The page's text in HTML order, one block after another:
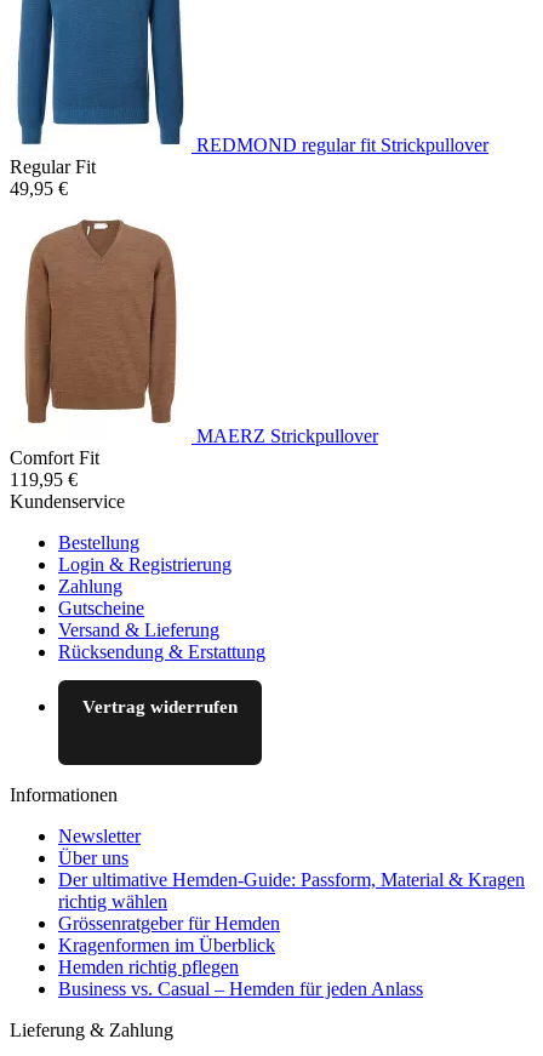
REDMOND regular fit Strickpullover
Regular Fit
49,95 €
MAERZ Strickpullover
Comfort Fit
119,95 €
Kundenservice
Bestellung
Login & Registrierung
Zahlung
Gutscheine
Versand & Lieferung
Rücksendung & Erstattung
Vertrag widerrufen
Informationen
Newsletter
Über uns
Der ultimative Hemden-Guide: Passform, Material & Kragen
richtig wählen
Grössenratgeber für Hemden
Kragenformen im Überblick
Hemden richtig pflegen
Business vs. Casual – Hemden für jeden Anlass
Lieferung & Zahlung